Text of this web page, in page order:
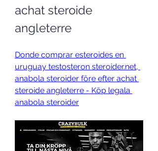
achat steroide
angleterre
Donde comprar esteroides en
uruguay testosteron steroider.net,
anabola steroider före efter achat
steroide angleterre - Köp legala
anabola steroider